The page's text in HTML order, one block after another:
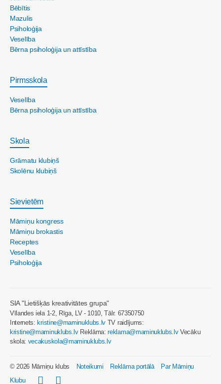
Bēbītis
Mazulis
Psiholoģija
Veselība
Bērna psiholoģija un attīstība
Pirmsskola
Veselība
Bērna psiholoģija un attīstība
Skola
Grāmatu klubiņš
Skolēnu klubiņš
Sievietēm
Māmiņu kongress
Māmiņu brokastis
Receptes
Veselība
Psiholoģija
SIA "Lietišķās kreativitātes grupa"
Vīlandes iela 1-2, Rīga, LV - 1010, Tālr. 67350750
Internets: kristine@maminuklubs.lv TV raidījums:
kristine@maminuklubs.lvReklāma:reklama@maminuklubs.lvVecāku
skola: vecakuskola@maminuklubs.lv
© 2026 Māmiņu klubs Noteikumi Reklāma portālā
Par Māmiņu
Klubu